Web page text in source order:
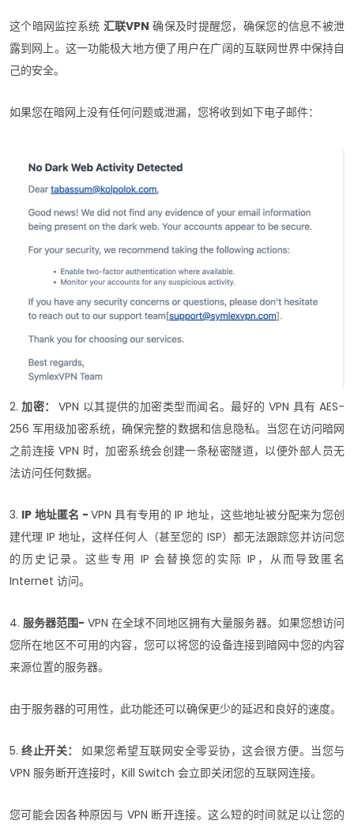
这个暗网监控系统 汇联VPN 确保及时提醒您，确保您的信息不被泄
露到网上。这一功能极大地方便了用户在广阔的互联网世界中保持自
己的安全。
如果您在暗网上没有任何问题或泄漏，您将收到如下电子邮件：
2.加密：VPN 以其提供的加密类型而闻名。最好的 VPN 具有 AES-
256 军用级加密系统，确保完整的数据和信息隐私。当您在访问暗网
之前连接 VPN 时，加密系统会创建一条秘密隧道，以便外部人员无
法访问任何数据。
3. IP 地址匿名 -VPN 具有专用的 IP 地址，这些地址被分配来为您创
建代理 IP 地址，这样任何人（甚至您的 ISP）都无法跟踪您并访问您
的历史记录。这些专用 IP 会替换您的实际 IP，从而导致匿名
Internet 访问。
4.服务器范围- VPN 在全球不同地区拥有大量服务器。如果您想访问
您所在地区不可用的内容，您可以将您的设备连接到暗网中您的内容
来源位置的服务器。
由于服务器的可用性，此功能还可以确保更少的延迟和良好的速度。
5.终止开关：如果您希望互联网安全零妥协，这会很方便。当您与
VPN 服务断开连接时，Kill Switch 会立即关闭您的互联网连接。
您可能会因各种原因与 VPN 断开连接。这么短的时间就足以让您的